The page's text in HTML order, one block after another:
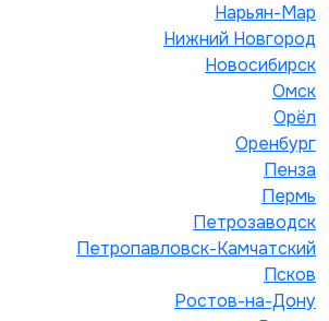
Нарьян-Мар
Нижний Новгород
Новосибирск
Омск
Орёл
Оренбург
Пенза
Пермь
Петрозаводск
Петропавловск-Камчатский
Псков
Ростов-на-Дону